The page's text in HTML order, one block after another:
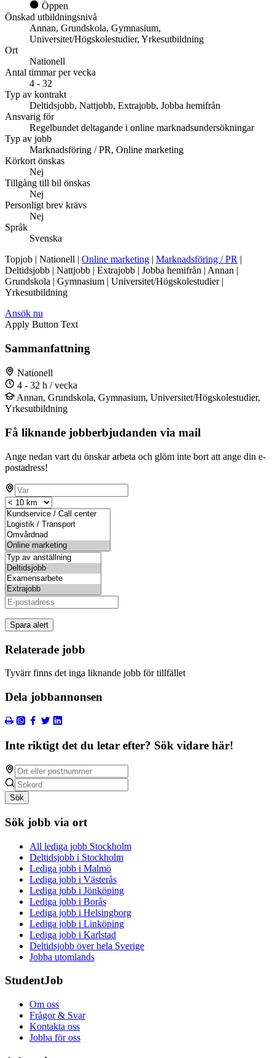
Öppen
Önskad utbildningsnivå
Annan, Grundskola, Gymnasium,
Universitet/Högskolestudier, Yrkesutbildning
Ort
Nationell
Antal timmar per vecka
4 - 32
Typ av kontrakt
Deltidsjobb, Nattjobb, Extrajobb, Jobba hemifrån
Ansvarig för
Regelbundet deltagande i online marknadsundersökningar
Typ av jobb
Marknadsföring / PR, Online marketing
Körkort önskas
Nej
Tillgång till bil önskas
Nej
Personligt brev krävs
Nej
Språk
Svenska
Topjob | Nationell | Online marketing | Marknadsföring / PR |
Deltidsjobb | Nattjobb | Extrajobb | Jobba hemifrån | Annan |
Grundskola | Gymnasium | Universitet/Högskolestudier |
Yrkesutbildning
Ansök nu
Apply Button Text
Sammanfattning
Nationell
4 - 32 h / vecka
Annan, Grundskola, Gymnasium, Universitet/Högskolestudier,
Yrkesutbildning
Få liknande jobberbjudanden via mail
Ange nedan vart du önskar arbeta och glöm inte bort att ange din e-
postadress!
Spara alert
Relaterade jobb
Tyvärr finns det inga liknande jobb för tillfället
Dela jobbannonsen
Inte riktigt det du letar efter? Sök vidare här!
Sök
Sök jobb via ort
All lediga jobb Stockholm
Deltidsjobb i Stockholm
Lediga jobb i Malmö
Lediga jobb i Västerås
Lediga jobb i Jönköping
Lediga jobb i Borås
Lediga jobb i Helsingborg
Lediga jobb i Linköping
Lediga jobb i Karlstad
Deltidsjobb över hela Sverige
Jobba utomlands
StudentJob
Om oss
Frågor & Svar
Kontakta oss
Jobba för oss